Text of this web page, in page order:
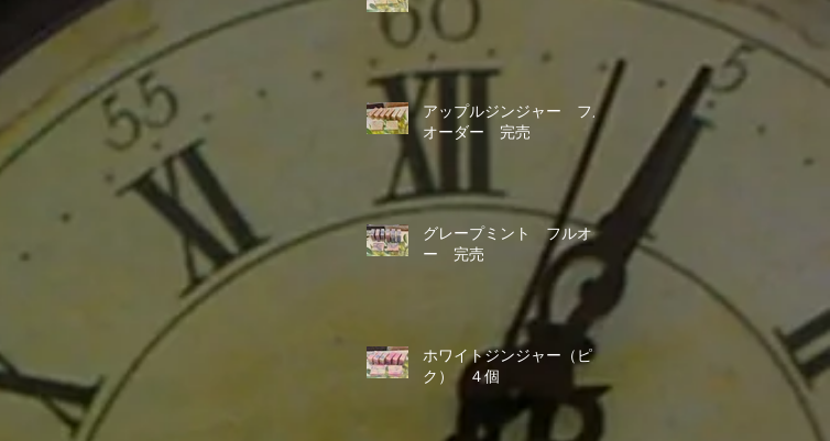
アップルジンジャー フル
オーダー 完売
グレープミント フルオダ
ー 完売
ホワイトジンジャー（ピン
ク） ４個